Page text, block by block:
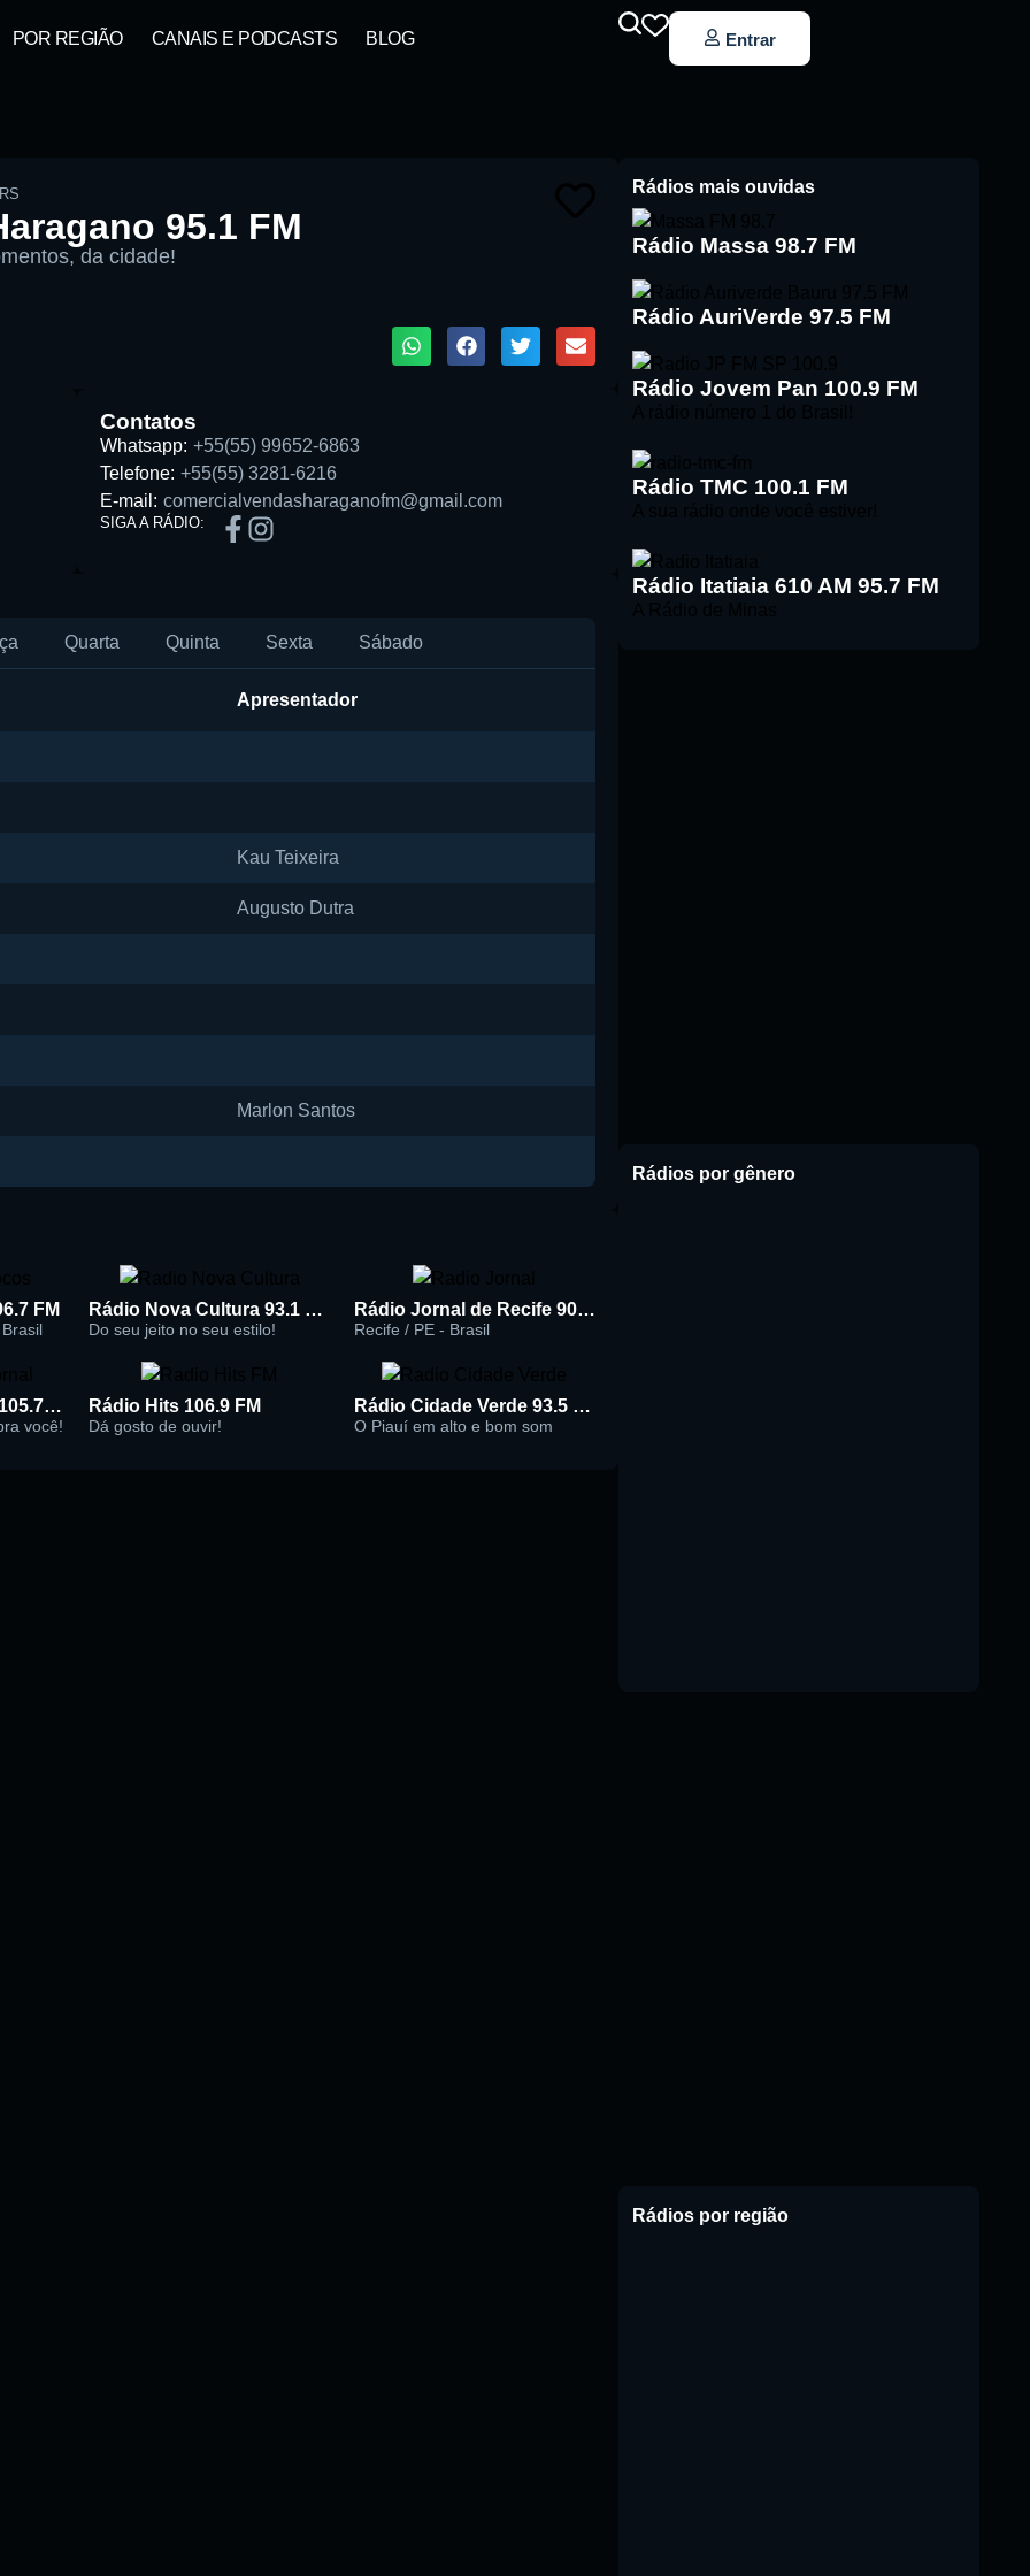
POR REGIÃO CANAIS E PODCASTS BLOG
Buscar rádio
Entrar
95.1 FM
da cidade!
Contatos
Whatsapp: +55(55) 99652-6863
Telefone: +55(55) 3281-6216
E-mail: comercialvendasharaganofm@gmail.com
SIGA A RÁDIO:
Quarta Quinta Sexta Sábado
Apresentador
Kau Teixeira
Augusto Dutra
Marlon Santos
FM Rádio Nova Cultura 93.1 FM
Do seu jeito no seu estilo!
Rádio Jornal de Recife 90.3 FM
Recife / PE - Brasil
Rádio Super Jornal 105.7 FM
você!
Rádio Hits 106.9 FM
Dá gosto de ouvir!
Rádio Cidade Verde 93.5 FM
O Piauí em alto e bom som
Rádios mais ouvidas
Rádio Massa 98.7 FM
Rádio AuriVerde 97.5 FM
Rádio Jovem Pan 100.9 FM
Rádio TMC 100.1 FM
Rádio Itatiaia 610 AM 95.7 FM
Rádios por gênero
Rádios por região